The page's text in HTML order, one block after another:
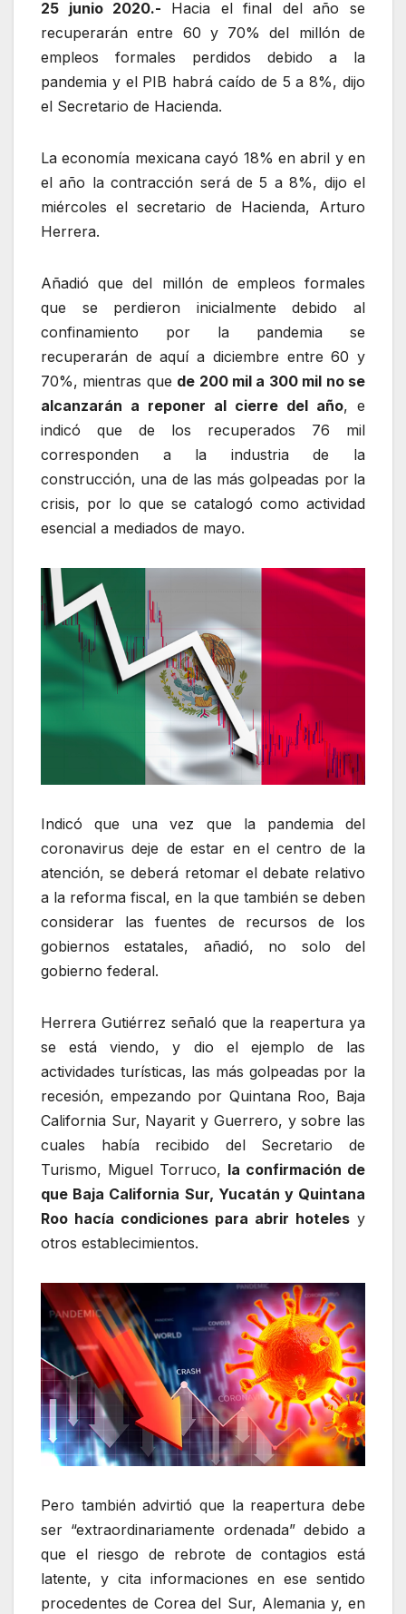
25 junio 2020.- Hacia el final del año se
recuperarán entre 60 y 70% del millón de
empleos formales perdidos debido a la
pandemia y el PIB habrá caído de 5 a 8%, dijo
el Secretario de Hacienda.
La economía mexicana cayó 18% en abril y en
el año la contracción será de 5 a 8%, dijo el
miércoles el secretario de Hacienda, Arturo
Herrera.
Añadió que del millón de empleos formales
que se perdieron inicialmente debido al
confinamiento por la pandemia se
recuperarán de aquí a diciembre entre 60 y
70%, mientras que de 200 mil a 300 mil no se
alcanzarán a reponer al cierre del año, e
indicó que de los recuperados 76 mil
corresponden a la industria de la
construcción, una de las más golpeadas por la
crisis, por lo que se catalogó como actividad
esencial a mediados de mayo.
Indicó que una vez que la pandemia del
coronavirus deje de estar en el centro de la
atención, se deberá retomar el debate relativo
a la reforma fiscal, en la que también se deben
considerar las fuentes de recursos de los
gobiernos estatales, añadió, no solo del
gobierno federal.
Herrera Gutiérrez señaló que la reapertura ya
se está viendo, y dio el ejemplo de las
actividades turísticas, las más golpeadas por la
recesión, empezando por Quintana Roo, Baja
California Sur, Nayarit y Guerrero, y sobre las
cuales había recibido del Secretario de
Turismo, Miguel Torruco, la confirmación de
que Baja California Sur, Yucatán y Quintana
Roo hacía condiciones para abrir hoteles y
otros establecimientos.
Pero también advirtió que la reapertura debe
ser “extraordinariamente ordenada” debido a
que el riesgo de rebrote de contagios está
latente, y cita informaciones en ese sentido
procedentes de Corea del Sur, Alemania y, en